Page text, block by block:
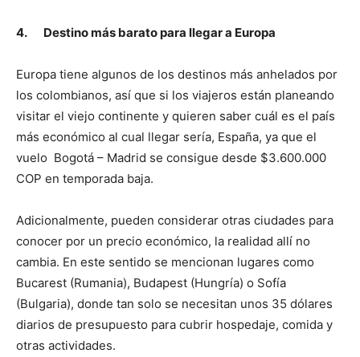
4. Destino más barato para llegar a Europa
Europa tiene algunos de los destinos más anhelados por
los colombianos, así que si los viajeros están planeando
visitar el viejo continente y quieren saber cuál es el país
más económico al cual llegar sería, España, ya que el
vuelo Bogotá – Madrid se consigue desde $3.600.000
COP en temporada baja.
Adicionalmente, pueden considerar otras ciudades para
conocer por un precio económico, la realidad allí no
cambia. En este sentido se mencionan lugares como
Bucarest (Rumania), Budapest (Hungría) o Sofía
(Bulgaria), donde tan solo se necesitan unos 35 dólares
diarios de presupuesto para cubrir hospedaje, comida y
otras actividades.